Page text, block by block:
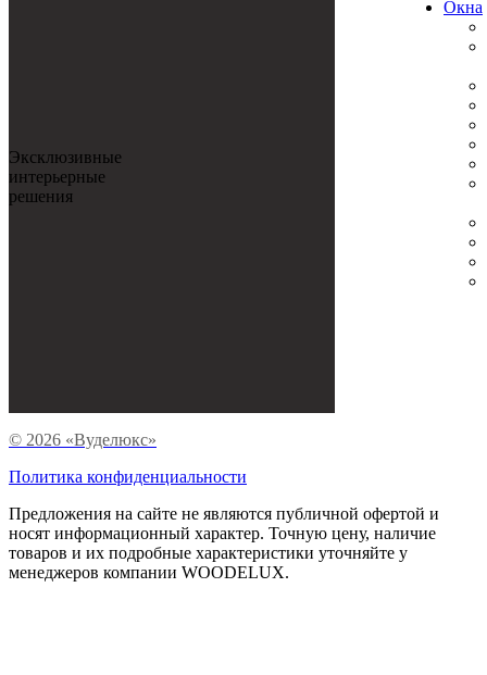
Эксклюзивные
интерьерные
решения
Oкна
© 2026 «Вуделюкс»
Политика конфиденциальности
Предложения на сайте не являются публичной офертой и
носят информационный характер. Точную цену, наличие
товаров и их подробные характеристики уточняйте у
менеджеров компании WOODELUX.